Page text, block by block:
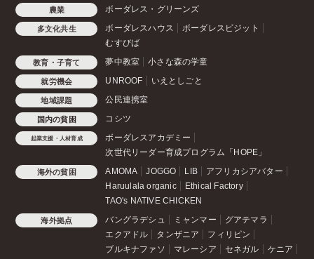
農業 ボーダレス・グリーンズ
多文化共生 ボーダレスハウス
ボーダレスビジット
むすびば
教育・子育て 夢中教室 小さな森の学童
就労機会 UNROOF いえとしごと
地域課題 公民連携室
国内の貧困 コシツ
起業支援・人材育成
ボーダレスアカデミー
次世代リーダー育成プログラム「HOPE」
海外の貧困 AMOMA JOGGO LIB
アフリカシアバター
Haruulala organic
Ethical Factory
TAO's NATIVE CHICKEN
海外拠点 バングラデシュ ミャンマー
グアテマラ
エクアドル
タンザニア
フィリピン
ブルキナファソ
マレーシア セネガル ケニア